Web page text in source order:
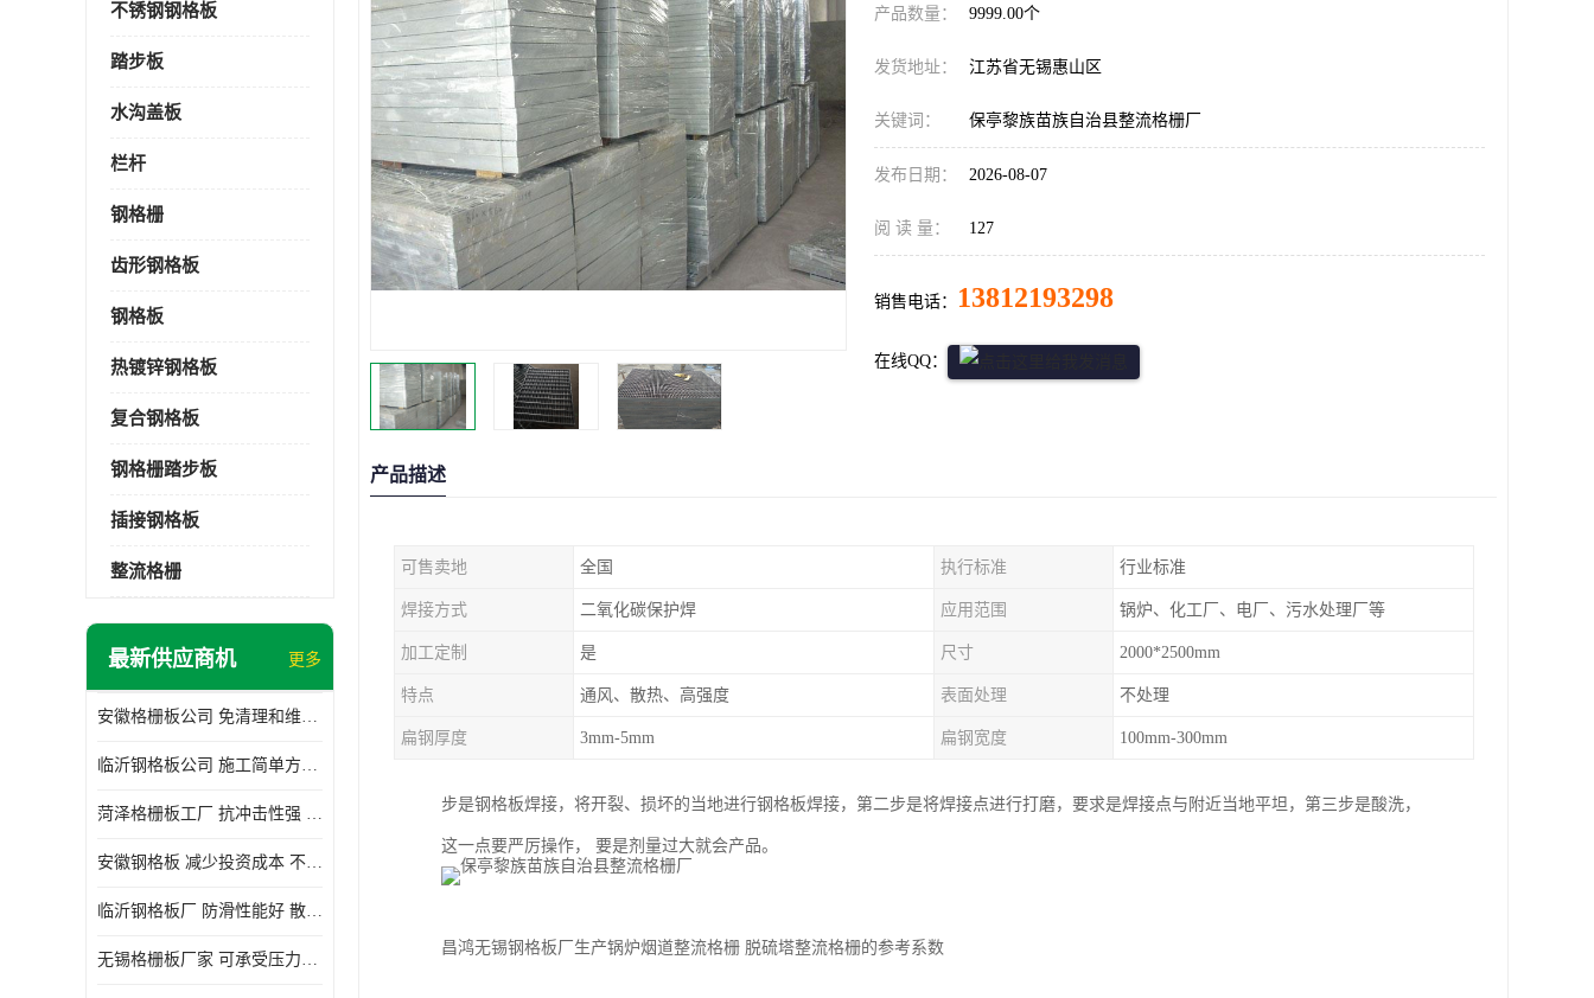
不锈钢钢格板
踏步板
水沟盖板
栏杆
钢格栅
齿形钢格板
钢格板
热镀锌钢格板
复合钢格板
钢格栅踏步板
插接钢格板
整流格栅
最新供应商机 更多
安徽格栅板公司 免清理和维护 安装需要人工少
临沂钢格板公司 施工简单方便 通风好 减少风阻
菏泽格栅板工厂 抗冲击性强 安装需要人工少
安徽钢格板 减少投资成本 不用清洗和维护
临沂钢格板厂 防滑性能好 散热防爆效果好
无锡格栅板厂家 可承受压力强 安装需要人工少
产品数量： 9999.00个
发货地址： 江苏省无锡惠山区
关键词： 保亭黎族苗族自治县整流格栅厂
发布日期： 2026-08-07
阅 读 量： 127
销售电话： 13812193298
在线QQ：
产品描述
可售卖地 全国 执行标准 行业标准
焊接方式 二氧化碳保护焊 应用范围 锅炉、化工厂、电厂、污水处理厂等
加工定制 是 尺寸 2000*2500mm
特点 通风、散热、高强度 表面处理 不处理
扁钢厚度 3mm-5mm 扁钢宽度 100mm-300mm
步是钢格板焊接，将开裂、损坏的当地进行钢格板焊接，第二步是将焊接点进行打磨，要求是焊接点与附近当地平坦，第三步是酸洗，
这一点要严厉操作， 要是剂量过大就会产品。
昌鸿无锡钢格板厂生产锅炉烟道整流格栅 脱硫塔整流格栅的参考系数